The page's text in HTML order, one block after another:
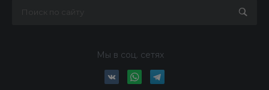
Мы в соц. сетях